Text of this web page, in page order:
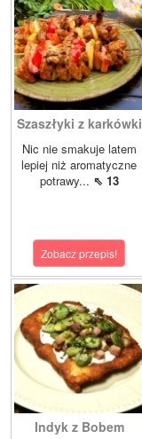
Szaszłyki z karkówki
Nic nie smakuje latem
lepiej niż aromatyczne
potrawy... ⇖ 13
Zobacz przepis!
Indyk z Bobem